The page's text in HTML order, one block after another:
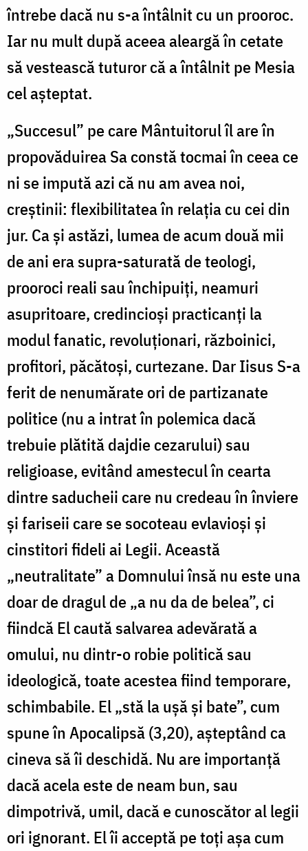
întrebe dacă nu s-a întâlnit cu un prooroc.
Iar nu mult după aceea aleargă în cetate
să vestească tuturor că a întâlnit pe Mesia
cel așteptat.
„Succesul” pe care Mântuitorul îl are în
propovăduirea Sa constă tocmai în ceea ce
ni se impută azi că nu am avea noi,
creștinii: flexibilitatea în relația cu cei din
jur. Ca și astăzi, lumea de acum două mii
de ani era supra-saturată de teologi,
prooroci reali sau închipuiți, neamuri
asupritoare, credincioși practicanți la
modul fanatic, revoluționari, războinici,
profitori, păcătoși, curtezane. Dar Iisus S-a
ferit de nenumărate ori de partizanate
politice (nu a intrat în polemica dacă
trebuie plătită dajdie cezarului) sau
religioase, evitând amestecul în cearta
dintre saducheii care nu credeau în înviere
și fariseii care se socoteau evlavioși și
cinstitori fideli ai Legii. Această
„neutralitate” a Domnului însă nu este una
doar de dragul de „a nu da de belea”, ci
fiindcă El caută salvarea adevărată a
omului, nu dintr-o robie politică sau
ideologică, toate acestea fiind temporare,
schimbabile. El „stă la ușă și bate”, cum
spune în Apocalipsă (3,20), așteptând ca
cineva să îi deschidă. Nu are importanță
dacă acela este de neam bun, sau
dimpotrivă, umil, dacă e cunoscător al legii
ori ignorant. El îi acceptă pe toți așa cum